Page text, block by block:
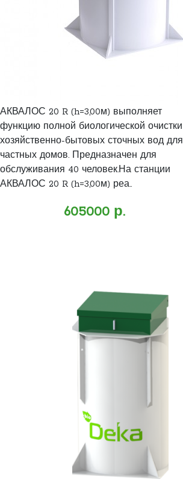
АКВАЛОС 20 R (h=3,00м) выполняет
функцию полной биологической очистки
хозяйственно-бытовых сточных вод для
частных домов. Предназначен для
обслуживания 40 человек.На станции
АКВАЛОС 20 R (h=3,00м) реа..
605000 р.